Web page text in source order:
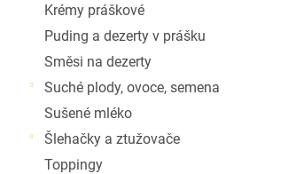
Krémy práškové
Puding a dezerty v prášku
Směsi na dezerty
Suché plody, ovoce, semena
Sušené mléko
Šlehačky a ztužovače
Toppingy